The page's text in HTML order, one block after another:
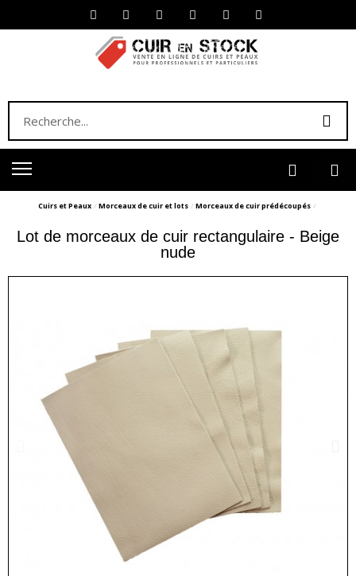
Cuirs et Peaux Morceaux de cuir et lots Morceaux de cuir prédécoupés
Lot de morceaux de cuir rectangulaire - Beige
nude